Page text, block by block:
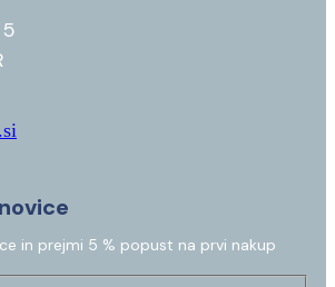
in prejmi 5 % popust na prvi nakup